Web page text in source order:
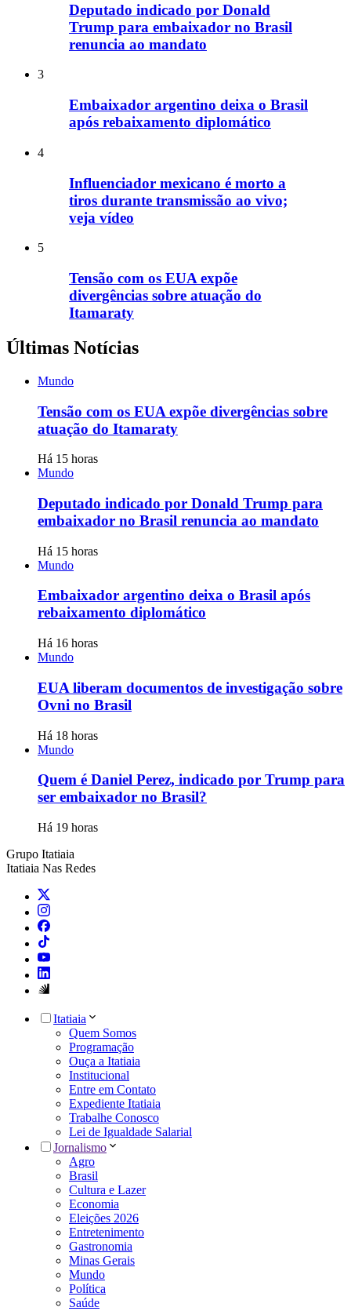
Deputado indicado por Donald
Trump para embaixador no Brasil
renuncia ao mandato
3
Embaixador argentino deixa o Brasil
após rebaixamento diplomático
4
Influenciador mexicano é morto a
tiros durante transmissão ao vivo;
veja vídeo
5
Tensão com os EUA expõe
divergências sobre atuação do
Itamaraty
Últimas Notícias
Mundo
Tensão com os EUA expõe divergências sobre
atuação do Itamaraty
Há 15 horas
Mundo
Deputado indicado por Donald Trump para
embaixador no Brasil renuncia ao mandato
Há 15 horas
Mundo
Embaixador argentino deixa o Brasil após
rebaixamento diplomático
Há 16 horas
Mundo
EUA liberam documentos de investigação sobre
Ovni no Brasil
Há 18 horas
Mundo
Quem é Daniel Perez, indicado por Trump para
ser embaixador no Brasil?
Há 19 horas
Grupo Itatiaia
Itatiaia Nas Redes
Itatiaia
Quem Somos
Programação
Ouça a Itatiaia
Institucional
Entre em Contato
Expediente Itatiaia
Trabalhe Conosco
Lei de Igualdade Salarial
Jornalismo
Agro
Brasil
Cultura e Lazer
Economia
Eleições 2026
Entretenimento
Gastronomia
Minas Gerais
Mundo
Política
Saúde